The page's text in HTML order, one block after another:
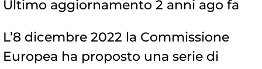
Ultimo aggiornamento 2 anni ago fa
L’8 dicembre 2022 la Commissione
Europea ha proposto una serie di